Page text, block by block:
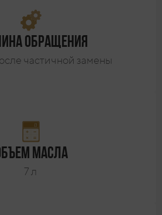
обращения
частичной замены
масла
7 л